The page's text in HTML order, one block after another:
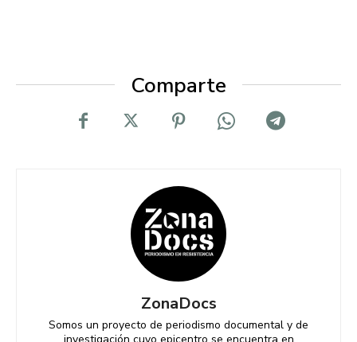
Comparte
ZonaDocs
Somos un proyecto de periodismo documental y de